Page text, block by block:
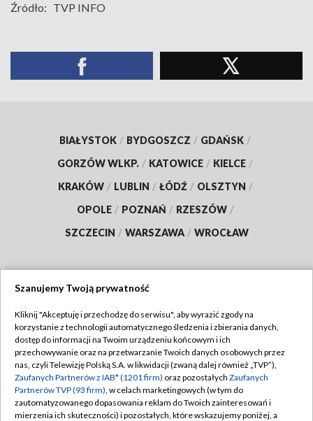
Źródło: TVP INFO
BIAŁYSTOK / BYDGOSZCZ / GDAŃSK /
GORZÓW WLKP. / KATOWICE / KIELCE /
KRAKÓW / LUBLIN / ŁÓDŹ / OLSZTYN /
OPOLE / POZNAŃ / RZESZÓW /
SZCZECIN / WARSZAWA / WROCŁAW
TVP
Abonament TVP
Emisja w TVP
Centrum informacji TVP
Regulamin TVP
Polityka prywatności
Moje zgody
Szanujemy Twoją prywatność
Kliknij "Akceptuję i przechodzę do serwisu", aby wyrazić zgody na
korzystanie z technologii automatycznego śledzenia i zbierania danych,
dostęp do informacji na Twoim urządzeniu końcowym i ich
przechowywanie oraz na przetwarzanie Twoich danych osobowych przez
nas, czyli Telewizję Polską S.A. w likwidacji (zwaną dalej również „TVP”),
Zaufanych Partnerów z IAB* (1201 firm) oraz pozostałych Zaufanych
Partnerów TVP (93 firm), w celach marketingowych (w tym do
zautomatyzowanego dopasowania reklam do Twoich zainteresowań i
mierzenia ich skuteczności) i pozostałych, które wskazujemy poniżej, a